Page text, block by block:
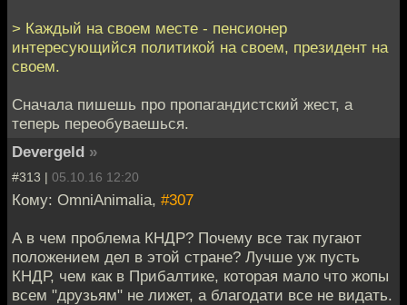
> Каждый на своем месте - пенсионер
интересующийся политикой на своем, президент на
своем.
Сначала пишешь про пропагандистский жест, а
теперь переобуваешься.
Devergeld »
#313 | 05.10.16 12:20
Кому: OmniAnimalia, #307
А в чем проблема КНДР? Почему все так пугают
положением дел в этой стране? Лучше уж пусть
КНДР, чем как в Прибалтике, которая мало что жопы
всем "друзьям" не лижет, а благодати все не видать.